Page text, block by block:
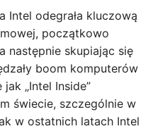
Intel odegrała kluczową
początkowo
następnie skupiając się
boom komputerów
„Intel Inside”
świecie, szczególnie w
w ostatnich latach Intel